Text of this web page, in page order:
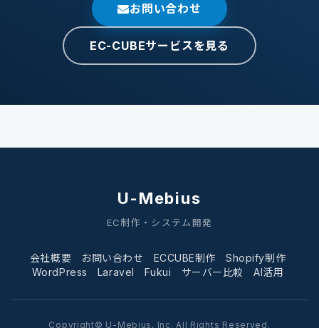
お問い合わせ
EC-CUBEサービスを見る
U-Mebius
EC制作・システム開発
会社概要 お問い合わせ ECCUBE制作
Shopify制作
WordPress
Laravel Fukui サーバー比較 AI活用
Copyright© U-Mebius, Inc. All Rights Reserved.